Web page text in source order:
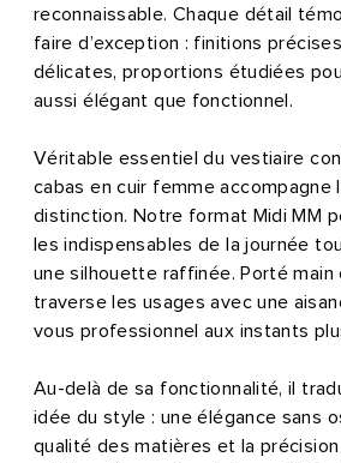
reconnaissable. Chaque détail
faire d’exception : finitions
délicates, proportions étudiées
aussi élégant que fonctionnel.
Véritable essentiel du vestiaire
cabas en cuir femme accompagne
distinction. Notre format Midi MM
les indispensables de la journée
une silhouette raffinée. Porté main
traverse les usages avec une
vous professionnel aux instants
Au-delà de sa fonctionnalité, il
idée du style : une élégance sans
qualité des matières et la